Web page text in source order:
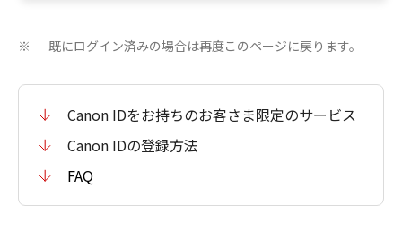
※ 既にログイン済みの場合は再度このページに戻ります。
Canon IDをお持ちのお客さま限定のサービス
Canon IDの登録方法
FAQ